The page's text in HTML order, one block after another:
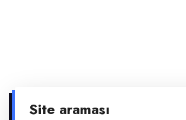
Site araması